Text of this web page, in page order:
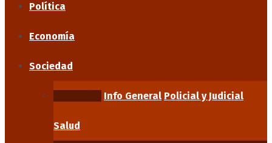
Política
Economía
Sociedad
Info General Policial y Judicial
Salud